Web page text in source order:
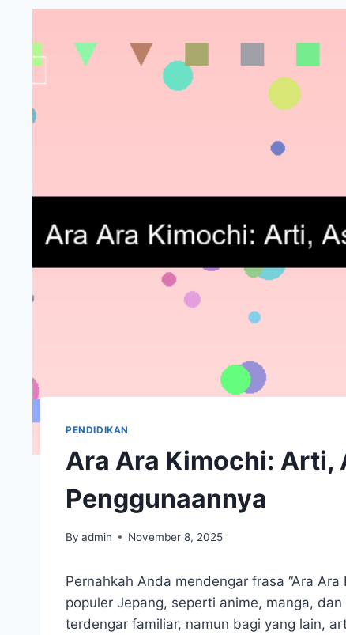
PENDIDIKAN
Ara Ara Kimochi: Arti,
Penggunaannya
By admin November 8, 2025
Pernahkah Anda mendengar frasa “Ara
populer Jepang, seperti anime, manga,
terdengar familiar, namun bagi yang lain,